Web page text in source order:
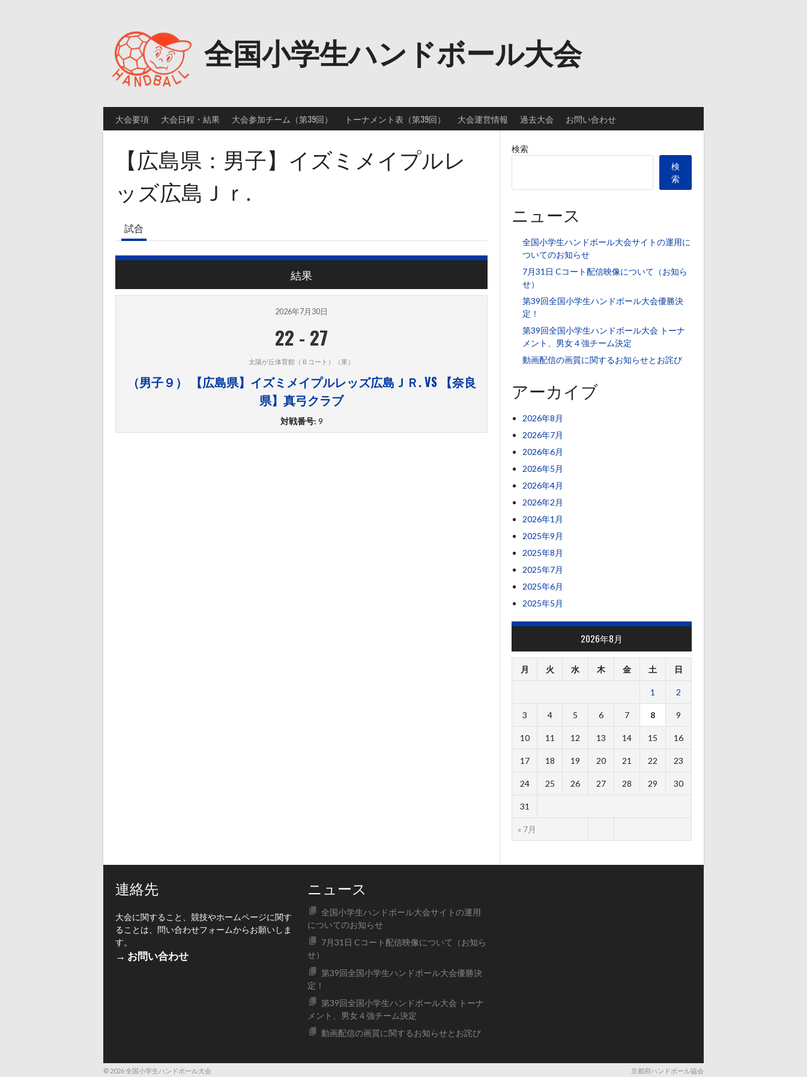
全国小学生ハンドボール大会
大会要項 大会日程・結果 大会参加チーム（第39回） トーナメント表（第39回） 大会運営情報 過去大会 お問い合わせ
【広島県：男子】イズミメイプルレ
ッズ広島Ｊｒ.
試合
結果
2026年7月30日
22 - 27
太陽が丘体育館（Ｂコート）（東）
（男子９） 【広島県】イズミメイプルレッズ広島ＪＲ. VS 【奈良
県】真弓クラブ
対戦番号: 9
検索
検
索
ニュース
全国小学生ハンドボール大会サイトの運用に
ついてのお知らせ
7月31日 Cコート配信映像について（お知ら
せ）
第39回全国小学生ハンドボール大会優勝決
定！
第39回全国小学生ハンドボール大会 トーナ
メント、男女４強チーム決定
動画配信の画質に関するお知らせとお詫び
アーカイブ
2026年8月
2026年7月
2026年6月
2026年5月
2026年4月
2026年2月
2026年1月
2025年9月
2025年8月
2025年7月
2025年6月
2025年5月
2026年8月
月 火 水 木 金 土 日
« 7月
1 2
3 4 5 6 7 8 9
10 11 12 13 14 15 16
17 18 19 20 21 22 23
24 25 26 27 28 29 30
31
連絡先
大会に関すること、競技やホームページに関す
ることは、問い合わせフォームからお願いしま
す。
→ お問い合わせ
ニュース
全国小学生ハンドボール大会サイトの運用
についてのお知らせ
7月31日 Cコート配信映像について（お知ら
せ）
第39回全国小学生ハンドボール大会優勝決
定！
第39回全国小学生ハンドボール大会 トーナ
メント、男女４強チーム決定
動画配信の画質に関するお知らせとお詫び
© 2026 全国小学生ハンドボール大会 京都府ハンドボール協会